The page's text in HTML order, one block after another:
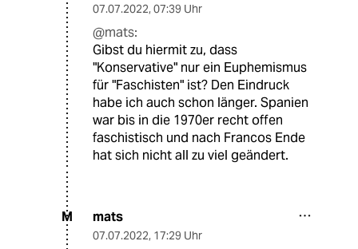
07.07.2022, 07:39 Uhr
@mats:
Gibst du hiermit zu, dass
"Konservative" nur ein Euphemismus
für "Faschisten" ist? Den Eindruck
habe ich auch schon länger. Spanien
war bis in die 1970er recht offen
faschistisch und nach Francos Ende
hat sich nicht all zu viel geändert.
M mats
07.07.2022, 17:29 Uhr